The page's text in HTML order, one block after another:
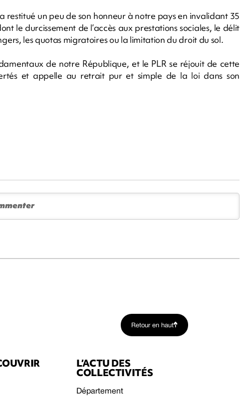
restitué un peu de son honneur à notre pays en invalidant 35
le durcissement de l’accès aux prestations sociales, le délit
les quotas migratoires ou la limitation du droit du sol.
de notre République, et le PLR se réjouit de cette
et appelle au retrait pur et simple de la loi dans son
Retour en haut
L’ACTU DES
COLLECTIVITÉS
Département